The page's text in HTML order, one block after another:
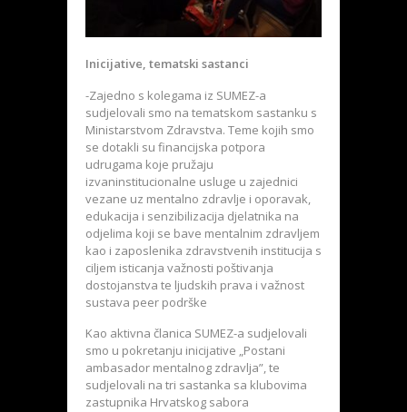
Inicijative, tematski sastanci
-Zajedno s kolegama iz SUMEZ-a
sudjelovali smo na tematskom sastanku s
Ministarstvom Zdravstva. Teme kojih smo
se dotakli su financijska potpora
udrugama koje pružaju
izvaninstitucionalne usluge u zajednici
vezane uz mentalno zdravlje i oporavak,
edukacija i senzibilizacija djelatnika na
odjelima koji se bave mentalnim zdravljem
kao i zaposlenika zdravstvenih institucija s
ciljem isticanja važnosti poštivanja
dostojanstva te ljudskih prava i važnost
sustava peer podrške
Kao aktivna članica SUMEZ-a sudjelovali
smo u pokretanju inicijative „Postani
ambasador mentalnog zdravlja”, te
sudjelovali na tri sastanka sa klubovima
zastupnika Hrvatskog sabora